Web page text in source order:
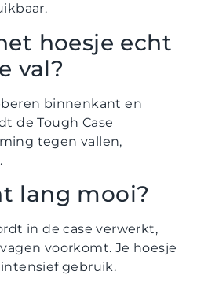
hoesje echt
val?
binnenkant en
de Tough Case
tegen vallen,
lang mooi?
in de case verwerkt,
voorkomt. Je hoesje
gebruik.